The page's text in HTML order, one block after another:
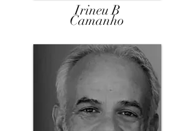
Irineu B
Camanho